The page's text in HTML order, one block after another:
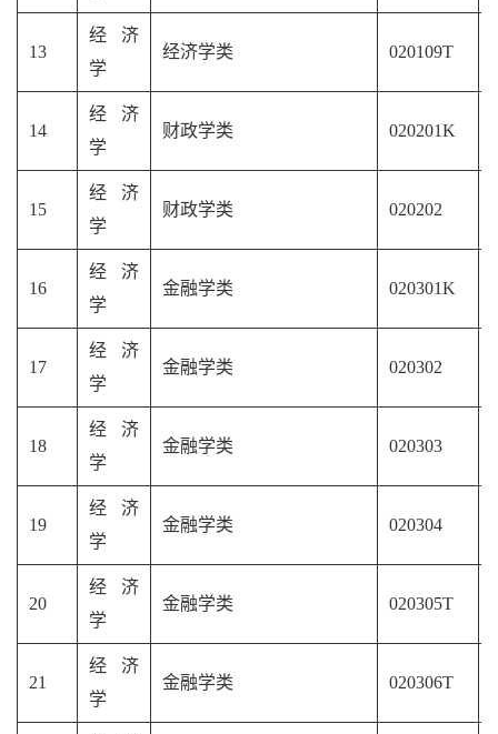
13
经济
学
经济学类 020109T
14
经济
学
财政学类 020201K
15
经济
学
财政学类 020202
16
经济
学
金融学类 020301K
17
经济
学
金融学类 020302
18
经济
学
金融学类 020303
19
经济
学
金融学类 020304
20
经济
学
金融学类 020305T
21
经济
学
金融学类 020306T